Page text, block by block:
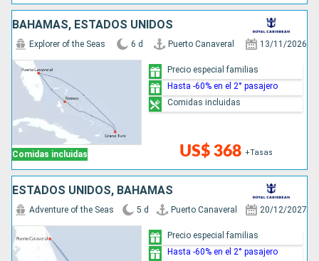
BAHAMAS, ESTADOS UNIDOS
Comidas incluidas
Explorer of the Seas 6 d Puerto Canaveral 13/11/2026
US$ 368 +Tasas
Precio especial familias
Hasta -60% en el 2° pasajero
Comidas incluidas
ESTADOS UNIDOS, BAHAMAS
Adventure of the Seas 5 d Puerto Canaveral 20/12/2027
Precio especial familias
Hasta -60% en el 2° pasajero